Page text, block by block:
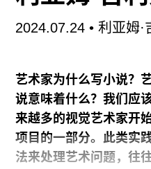
他作品。
我的这个背景其实对我
式的影响很大，因为广
2024.07.24• 利亚姆
艺术家为什么写小说？
说意味着什么？我们应
来越多的视觉艺术家开
项目的一部分。此类实
法来处理艺术问题，往